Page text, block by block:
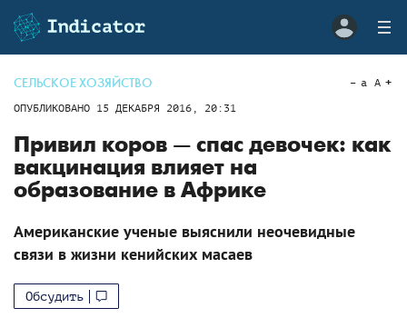
СЕЛЬСКОЕ ХОЗЯЙСТВО
ОПУБЛИКОВАНО 15 ДЕКАБРЯ 2016, 20:31
a A
Привил коров — спас девочек: как
вакцинация влияет на
образование в Африке
Американские ученые выяснили неочевидные
связи в жизни кенийских масаев
Обсудить